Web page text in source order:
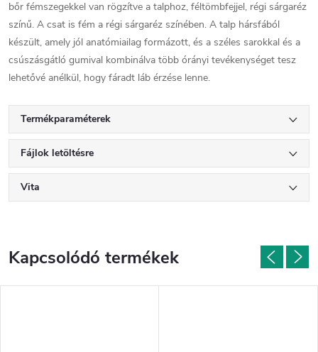
bőr fémszegekkel van rögzítve a talphoz, féltömbfejjel, régi sárgaréz
színű. A csat is fém a régi sárgaréz színében. A talp hársfából
készült, amely jól anatómiailag formázott, és a széles sarokkal és a
csúszásgátló gumival kombinálva több órányi tevékenységet tesz
lehetővé anélkül, hogy fáradt láb érzése lenne.
Termékparaméterek
Fájlok letöltésre
Vita
Kapcsolódó termékek